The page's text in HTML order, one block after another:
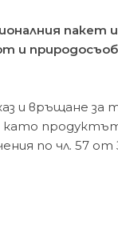
пакет
и
и връщане за
като
по чл. 57 от